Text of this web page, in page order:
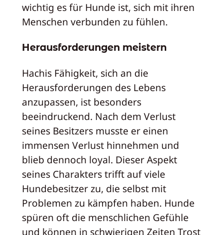
wichtig es für Hunde ist, sich mit ihren
Menschen verbunden zu fühlen.
Herausforderungen meistern
Hachis Fähigkeit, sich an die
Herausforderungen des Lebens
anzupassen, ist besonders
beeindruckend. Nach dem Verlust
seines Besitzers musste er einen
immensen Verlust hinnehmen und
blieb dennoch loyal. Dieser Aspekt
seines Charakters trifft auf viele
Hundebesitzer zu, die selbst mit
Problemen zu kämpfen haben. Hunde
spüren oft die menschlichen Gefühle
und können in schwierigen Zeiten Trost